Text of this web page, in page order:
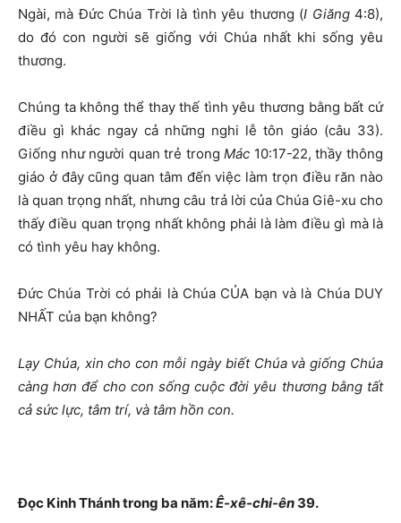
Ngài, mà Đức Chúa Trời là tình yêu thương (I Giăng4:8),
do đó con người sẽ giống với Chúa nhất khi sống yêu
thương.
Chúng ta không thể thay thế tình yêu thương bằng bất cứ
điều gì khác ngay cả những nghi lễ tôn giáo (câu 33).
Giống như người quan trẻ trongMác 10:17-22, thầy thông
giáo ở đây cũng quan tâm đến việc làm trọn điều răn nào
là quan trọng nhất, nhưng câu trả lời của Chúa Giê-xu cho
thấy điều quan trọng nhất không phải là làm điều gì mà là
có tình yêu hay không.
Đức Chúa Trời có phải là Chúa CỦA bạn và là Chúa DUY
NHẤT của bạn không?
Lạy Chúa, xin cho con mỗi ngày biết Chúa và giống Chúa
càng hơn để cho con sống cuộc đời yêu thương bằng tất
cả sức lực, tâm trí, và tâm hồn con.
Đọc Kinh Thánh trong ba năm:Ê-xê-chi-ên 39.